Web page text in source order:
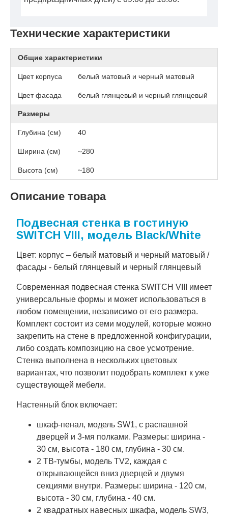
Технические характеристики
Общие характеристики
Цвет корпуса белый матовый и черный матовый
Цвет фасада белый глянцевый и черный глянцевый
Размеры
Глубина (см) 40
Ширина (см) ~280
Высота (см) ~180
Описание товара
Подвесная стенка в гостиную
SWITCH VIII, модель Black/White
Цвет: корпус – белый матовый и черный матовый /
фасады - белый глянцевый и черный глянцевый
Современная подвесная стенка SWITCH VIII имеет
универсальные формы и может использоваться в
любом помещении, независимо от его размера.
Комплект состоит из семи модулей, которые можно
закрепить на стене в предложенной конфигурации,
либо создать композицию на свое усмотрение.
Стенка выполнена в нескольких цветовых
вариантах, что позволит подобрать комплект к уже
существующей мебели.
Настенный блок включает:
шкаф-пенал, модель SW1, с распашной
дверцей и 3-мя полками. Размеры: ширина -
30 см, высота - 180 см, глубина - 30 см.
2 ТВ-тумбы, модель TV2, каждая с
открывающейся вниз дверцей и двумя
секциями внутри. Размеры: ширина - 120 см,
высота - 30 см, глубина - 40 см.
2 квадратных навесных шкафа, модель SW3,